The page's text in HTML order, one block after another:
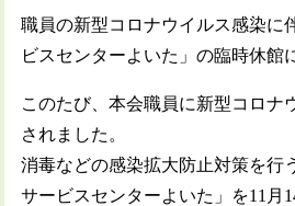
職員の新型コロナウイルス感染に
ビスセンターよいた」の臨時休館
このたび、本会職員に新型コロナ
されました。
消毒などの感染拡大防止対策を行
サービスセンターよいた」を11月